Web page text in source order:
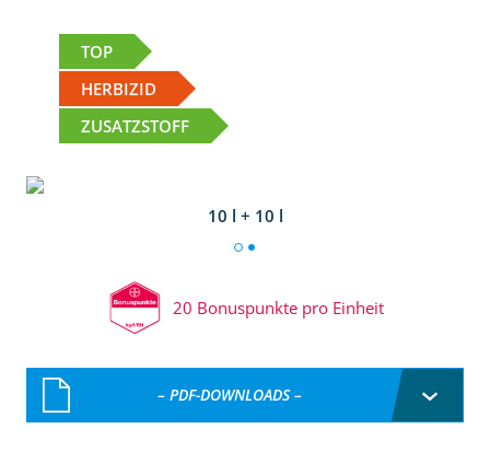
TOP
HERBIZID
ZUSATZSTOFF
10 l + 10 l
20 Bonuspunkte pro Einheit
– PDF-DOWNLOADS –